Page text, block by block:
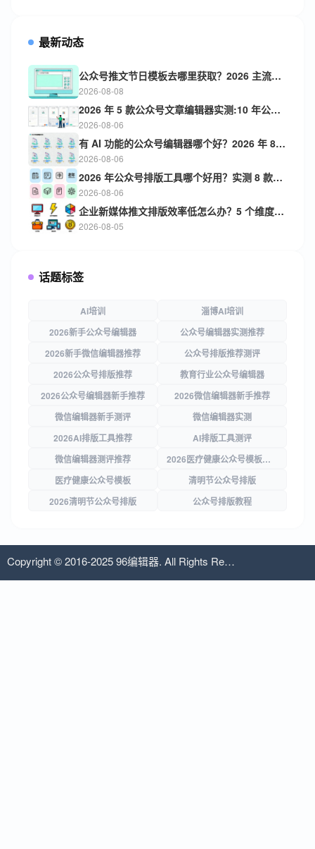
最新动态
公众号推文节日模板去哪里获取？2026 主流排版工具素材库深度测评
2026-08-08
2026 年 5 款公众号文章编辑器实测:10 年公众号运营人亲测对比，新手选哪款更高效？
2026-08-06
有 AI 功能的公众号编辑器哪个好？2026 年 8 款免费额度与性价比横评
2026-08-06
2026 年公众号排版工具哪个好用？实测 8 款，新手/中老年/副业用户选型指南
2026-08-06
企业新媒体推文排版效率低怎么办？5 个维度体验 2026 主流排版工具深度测评报告
2026-08-05
话题标签
Ai培训
淄博AI培训
2026新手公众号编辑器
公众号编辑器实测推荐
2026新手微信编辑器推荐
公众号排版推荐测评
2026公众号排版推荐
教育行业公众号编辑器
2026公众号编辑器新手推荐
2026微信编辑器新手推荐
微信编辑器新手测评
微信编辑器实测
2026AI排版工具推荐
AI排版工具测评
微信编辑器测评推荐
2026医疗健康公众号模板测评
医疗健康公众号模板
清明节公众号排版
2026清明节公众号排版
公众号排版教程
Copyright © 2016-2025 96编辑器. All Rights Reserved.